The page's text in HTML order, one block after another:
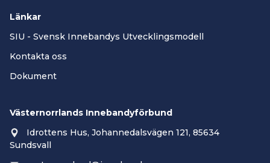
Länkar
SIU - Svensk Innebandys Utvecklingsmodell
Kontakta oss
Dokument
Västernorrlands Innebandyförbund
Idrottens Hus, Johannedalsvägen 121, 85634
Sundsvall